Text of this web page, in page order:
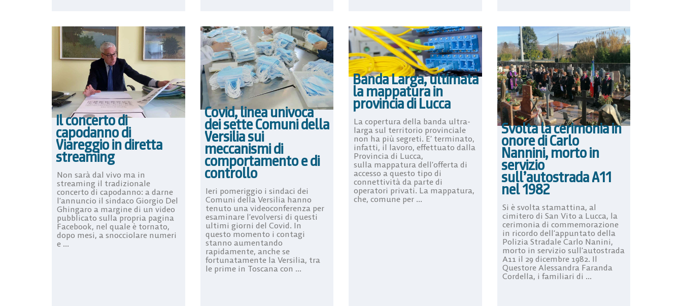
Il concerto di
capodanno di
Viareggio in diretta
streaming
Non sarà dal vivo ma in
streaming il tradizionale
concerto di capodanno: a darne
l’annuncio il sindaco Giorgio Del
Ghingaro a margine di un video
pubblicato sulla propria pagina
Facebook, nel quale è tornato,
dopo mesi, a snocciolare numeri
e ...
Covid, linea univoca
dei sette Comuni della
Versilia sui
meccanismi di
comportamento e di
controllo
Ieri pomeriggio i sindaci dei
Comuni della Versilia hanno
tenuto una videoconferenza per
esaminare l’evolversi di questi
ultimi giorni del Covid. In
questo momento i contagi
stanno aumentando
rapidamente, anche se
fortunatamente la Versilia, tra
le prime in Toscana con ...
Banda Larga, ultimata
la mappatura in
provincia di Lucca
La copertura della banda ultra-
larga sul territorio provinciale
non ha più segreti. E’ terminato,
infatti, il lavoro, effettuato dalla
Provincia di Lucca,
sulla mappatura dell’offerta di
accesso a questo tipo di
connettività da parte di
operatori privati. La mappatura,
che, comune per ...
Svolta la cerimonia in
onore di Carlo
Nannini, morto in
servizio
sull’autostrada A11
nel 1982
Si è svolta stamattina, al
cimitero di San Vito a Lucca, la
cerimonia di commemorazione
in ricordo dell’appuntato della
Polizia Stradale Carlo Nanini,
morto in servizio sull’autostrada
A11 il 29 dicembre 1982. Il
Questore Alessandra Faranda
Cordella, i familiari di ...